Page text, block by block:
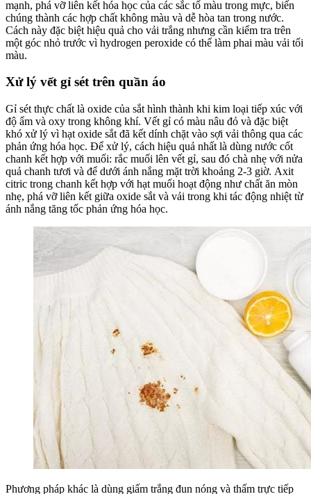
mạnh, phá vỡ liên kết hóa học của các sắc tố màu trong mực, biến
chúng thành các hợp chất không màu và dễ hòa tan trong nước.
Cách này đặc biệt hiệu quả cho vải trắng nhưng cần kiểm tra trên
một góc nhỏ trước vì hydrogen peroxide có thể làm phai màu vải tối
màu.
Xử lý vết gỉ sét trên quần áo
Gỉ sét thực chất là oxide của sắt hình thành khi kim loại tiếp xúc với
độ ẩm và oxy trong không khí. Vết gỉ có màu nâu đỏ và đặc biệt
khó xử lý vì hạt oxide sắt đã kết dính chặt vào sợi vải thông qua các
phản ứng hóa học. Để xử lý, cách hiệu quả nhất là dùng nước cốt
chanh kết hợp với muối: rắc muối lên vết gỉ, sau đó chà nhẹ với nửa
quả chanh tươi và để dưới ánh nắng mặt trời khoảng 2-3 giờ. Axit
citric trong chanh kết hợp với hạt muối hoạt động như chất ăn mòn
nhẹ, phá vỡ liên kết giữa oxide sắt và vải trong khi tác động nhiệt từ
ánh nắng tăng tốc phản ứng hóa học.
Phương pháp khác là dùng giấm trắng đun nóng và thấm trực tiếp